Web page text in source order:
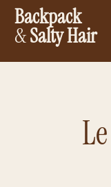
Backpack
&Salty Hair